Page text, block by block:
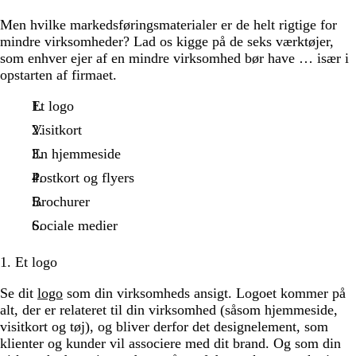
Men hvilke markedsføringsmaterialer er de helt rigtige for
mindre virksomheder? Lad os kigge på de seks værktøjer,
som enhver ejer af en mindre virksomhed bør have … især i
opstarten af firmaet.
Et logo
Visitkort
En hjemmeside
Postkort og flyers
Brochurer
Sociale medier
1. Et logo
Se dit logo som din virksomheds ansigt. Logoet kommer på
alt, der er relateret til din virksomhed (såsom hjemmeside,
visitkort og tøj), og bliver derfor det designelement, som
klienter og kunder vil associere med dit brand. Og som din